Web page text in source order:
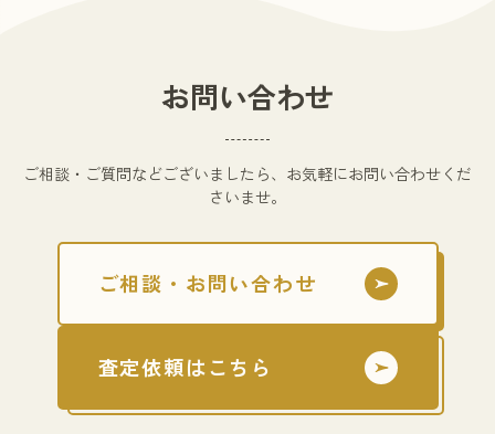
お問い合わせ
ご相談・ご質問などございましたら、お気軽にお問い合わせくだ
さいませ。
ご相談・お問い合わせ
査定依頼はこちら